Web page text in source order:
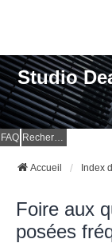
Studio
FAQ Rechercher
Accueil Index
Foire aux
posées